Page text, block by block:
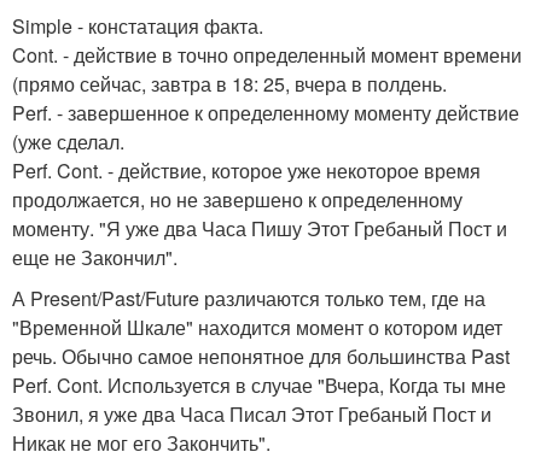
Simple - констатация факта.
Cont. - действие в точно определенный момент времени
(прямо сейчас, завтра в 18: 25, вчера в полдень.
Perf. - завершенное к определенному моменту действие
(уже сделал.
Perf. Cont. - действие, которое уже некоторое время
продолжается, но не завершено к определенному
моменту. "Я уже два Часа Пишу Этот Гребаный Пост и
еще не Закончил".
А Present/Past/Future различаются только тем, где на
"Временной Шкале" находится момент о котором идет
речь. Обычно самое непонятное для большинства Past
Perf. Cont. Используется в случае "Вчера, Когда ты мне
Звонил, я уже два Часа Писал Этот Гребаный Пост и
Никак не мог его Закончить".